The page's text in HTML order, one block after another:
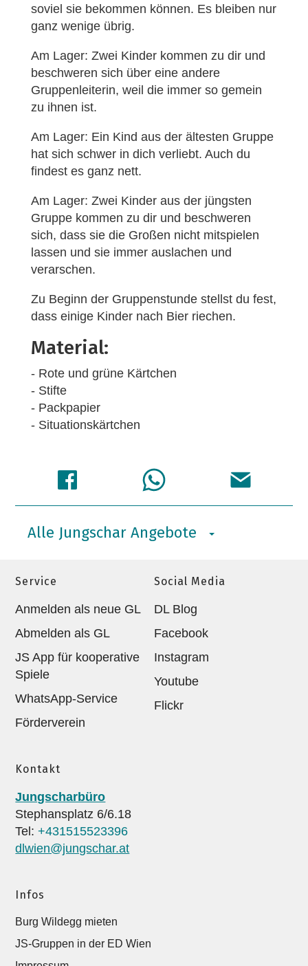
soviel sie bekommen können. Es bleiben nur
ganz wenige übrig.
Am Lager: Zwei Kinder kommen zu dir und
beschweren sich über eine andere
Gruppenleiterin, weil die immer so gemein
zu ihnen ist.
Am Lager: Ein Kind aus der ältesten Gruppe
hat sich schwer in dich verliebt. Auch du
findest es ganz nett.
Am Lager: Zwei Kinder aus der jüngsten
Gruppe kommen zu dir und beschweren
sich, dass sie die Großen nicht mitspielen
lassen und sie immer auslachen und
verarschen.
Zu Beginn der Gruppenstunde stellst du fest,
dass einige Kinder nach Bier riechen.
Material:
- Rote und grüne Kärtchen
- Stifte
- Packpapier
- Situationskärtchen
Alle Jungschar Angebote
Service
Anmelden als neue GL
Abmelden als GL
JS App für kooperative
Spiele
WhatsApp-Service
Förderverein
Social Media
DL Blog
Facebook
Instagram
Youtube
Flickr
Kontakt
Jungscharbüro
Stephansplatz 6/6.18
Tel:+431515523396
dlwien@jungschar.at
Infos
Burg Wildegg mieten
JS-Gruppen in der ED Wien